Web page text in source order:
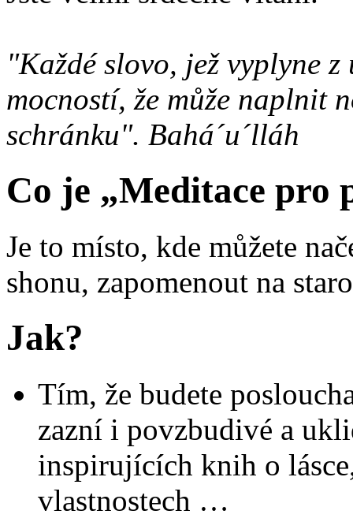
"Každé slovo, jež vyplyne
mocností, že může naplnit
schránku". Bahá´u´lláh
Co je „Meditace pro
Je to místo, kde můžete
shonu, zapomenout na
Jak?
Tím, že budete
zazní i povzbudivé a
inspirujících knih o
vlastnostech …